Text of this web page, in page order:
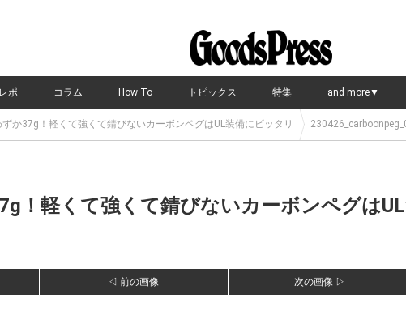
ポ コラム How To トピックス 特集 and more▼
か37g！軽くて強くて錆びないカーボンペグはUL装備にピッタリ
！軽くて強くて錆びないカーボンペグは
◁ 前の画像 次の画像 ▷